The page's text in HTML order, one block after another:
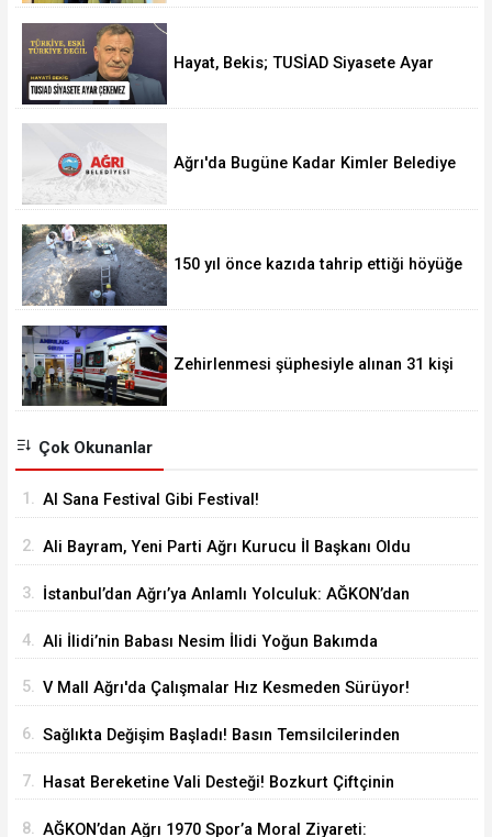
Hayat, Bekis; TUSİAD Siyasete Ayar
Ağrı'da Bugüne Kadar Kimler Belediye
150 yıl önce kazıda tahrip ettiği höyüğe
Zehirlenmesi şüphesiyle alınan 31 kişi
Çok Okunanlar
1. Al Sana Festival Gibi Festival!
2. Ali Bayram, Yeni Parti Ağrı Kurucu İl Başkanı Oldu
3. İstanbul’dan Ağrı’ya Anlamlı Yolculuk: AĞKON’dan
4. Ali İlidi’nin Babası Nesim İlidi Yoğun Bakımda
5. V Mall Ağrı'da Çalışmalar Hız Kesmeden Sürüyor!
6. Sağlıkta Değişim Başladı! Basın Temsilcilerinden
7. Hasat Bereketine Vali Desteği! Bozkurt Çiftçinin
8. AĞKON’dan Ağrı 1970 Spor’a Moral Ziyareti: